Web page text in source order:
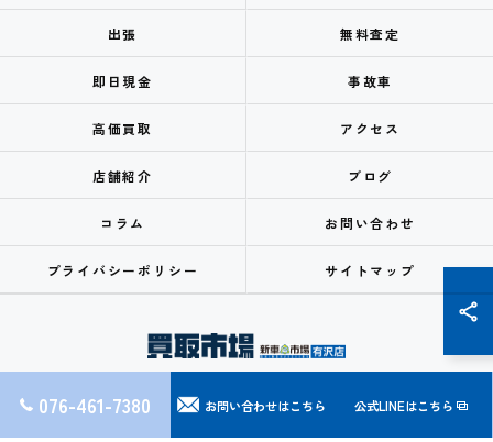
076-461-7380 お問い合わせはこちら 公式LINEはこちら
出張 無料査定
即日現金 事故車
高価買取 アクセス
店舗紹介 ブログ
コラム お問い合わせ
プライバシーポリシー サイトマップ
© 2026 富山市で車買取なら車買取市場 ALL RIGHTS RESERVED.